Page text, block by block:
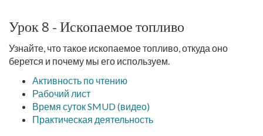
Урок 8 - Ископаемое топливо
Узнайте, что такое ископаемое топливо, откуда оно
берется и почему мы его используем.
Активность по чтению
Рабочий лист
Время суток SMUD (видео)
Практическая деятельность